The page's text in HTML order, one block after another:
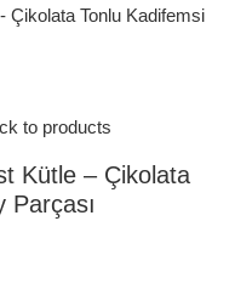
to products
Kütle – Çikolata
Parçası